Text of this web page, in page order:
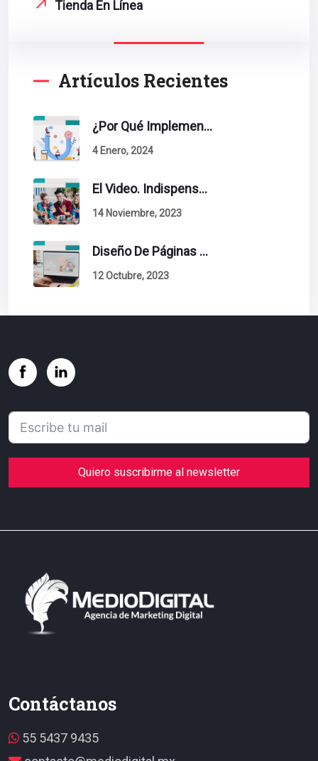
Tienda En Línea
Artículos Recientes
¿Por Qué Implementar La Metodología Inbound Marketing En Tu Empresa?
4 Enero, 2024
El Video. Indispensable En Tu Estrategia De Contenidos.
14 Noviembre, 2023
Diseño De Páginas Web. Esto Debe Tener Un Sitio Exitoso.
12 Octubre, 2023
Quiero suscribirme al newsletter
Contáctanos
55 5437 9435